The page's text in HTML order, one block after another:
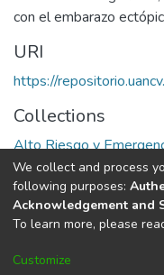
con el embarazo
URI
https://
Collections
Alto Riesgo y
Full item page
DSpace software
Cookie
We collect and process
following purposes:
Acknowledgement and
To learn more, please
Customize